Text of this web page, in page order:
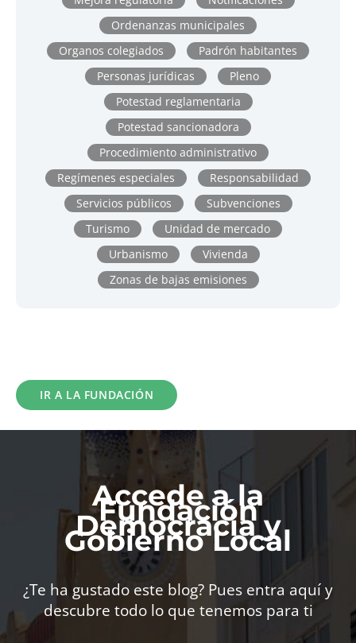
Ordenanzas municipales
Organos colegiados
Padrón habitantes
Personas jurídicas
Pleno
Potestad reglamentaria
Potestad sancionadora
Procedimiento administrativo
Regímenes especiales
Responsabilidad
Servicios públicos
Subvenciones
Turismo
Unidad de mercado
Urbanismo
Vivienda
Zonas de bajas emisiones
IR A LA FUNDACIÓN
Accede a la
Fundación
Democracia y
Gobierno Local
¿Te ha gustado este blog? Pues entra aquí y
descubre todo lo que tenemos para ti